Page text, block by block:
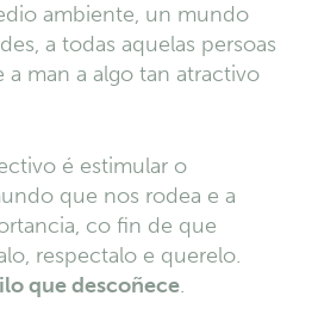
ambiente, un mundo
a todas aquelas persoas
a man a algo tan atractivo
é estimular o
que nos rodea e a
co fin de que
respectalo e querelo.
que descoñece.